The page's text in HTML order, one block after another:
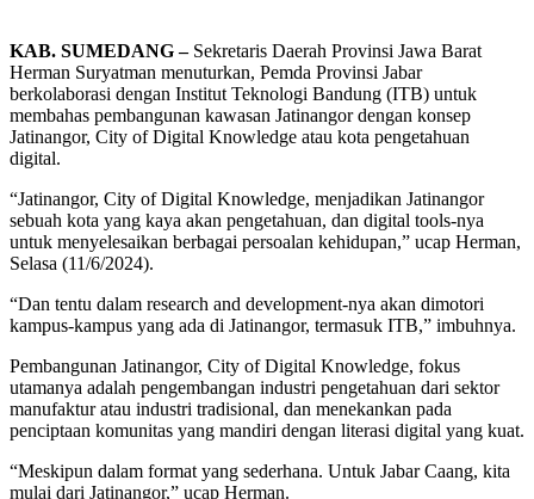
KAB. SUMEDANG –Sekretaris Daerah Provinsi Jawa Barat
Herman Suryatman menuturkan, Pemda Provinsi Jabar
berkolaborasi dengan Institut Teknologi Bandung (ITB) untuk
membahas pembangunan kawasan Jatinangor dengan konsep
Jatinangor, City of Digital Knowledge atau kota pengetahuan
digital.
“Jatinangor, City of Digital Knowledge, menjadikan Jatinangor
sebuah kota yang kaya akan pengetahuan, dan digital tools-nya
untuk menyelesaikan berbagai persoalan kehidupan,” ucap Herman,
Selasa (11/6/2024).
“Dan tentu dalam research and development-nya akan dimotori
kampus-kampus yang ada di Jatinangor, termasuk ITB,” imbuhnya.
Pembangunan Jatinangor, City of Digital Knowledge, fokus
utamanya adalah pengembangan industri pengetahuan dari sektor
manufaktur atau industri tradisional, dan menekankan pada
penciptaan komunitas yang mandiri dengan literasi digital yang kuat.
“Meskipun dalam format yang sederhana. Untuk Jabar Caang, kita
mulai dari Jatinangor,” ucap Herman.